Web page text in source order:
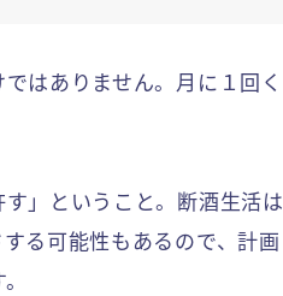
はありません。月に１回く
」ということ。断酒生活は
る可能性もあるので、計画